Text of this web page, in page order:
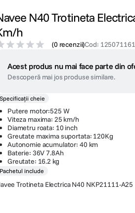
N40 Trotineta
h
(0 recenzii)Cod: 125071161
Acest produs nu mai face parte din
Descoperă mai jos produse similare.
Specificații cheie
Putere motor:525 W
Viteza maxima: 25 km/h
Diametru roata: 10 inch
Greutate maxima suportata: 120Kg
Autonomie acumulator: 40 km
Baterie: 36V 7.8Ah
Greutate: 16.2 kg
Pachetul include
Trotineta Electrica N40 NKP21111-A25